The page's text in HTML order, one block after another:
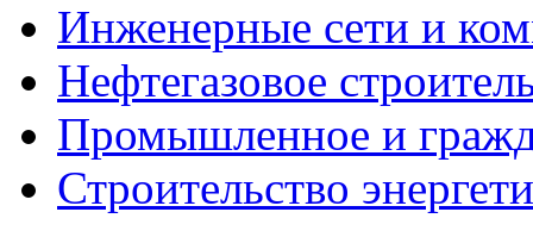
Инженерные сети и
Нефтегазовое
Промышленное и
Строительство